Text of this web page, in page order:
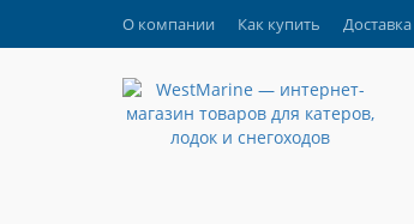
О компании Как купить Доставка